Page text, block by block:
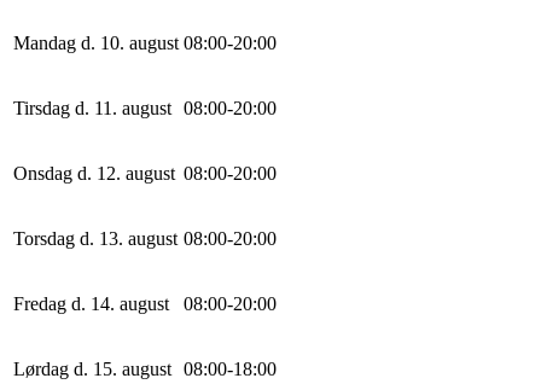
Mandag d. 10. august 08:00-20:00
Tirsdag d. 11. august 08:00-20:00
Onsdag d. 12. august 08:00-20:00
Torsdag d. 13. august 08:00-20:00
Fredag d. 14. august 08:00-20:00
Lørdag d. 15. august 08:00-18:00